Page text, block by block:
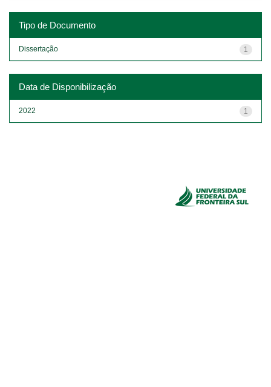
Tipo de Documento
1
Dissertação
Data de Disponibilização
1
2022